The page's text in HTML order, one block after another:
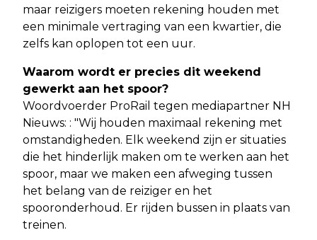
maar reizigers moeten rekening houden met
een minimale vertraging van een kwartier, die
zelfs kan oplopen tot een uur.
Waarom wordt er precies dit weekend
gewerkt aan het spoor?
Woordvoerder ProRail tegen mediapartner NH
Nieuws: : "Wij houden maximaal rekening met
omstandigheden. Elk weekend zijn er situaties
die het hinderlijk maken om te werken aan het
spoor, maar we maken een afweging tussen
het belang van de reiziger en het
spooronderhoud. Er rijden bussen in plaats van
treinen.